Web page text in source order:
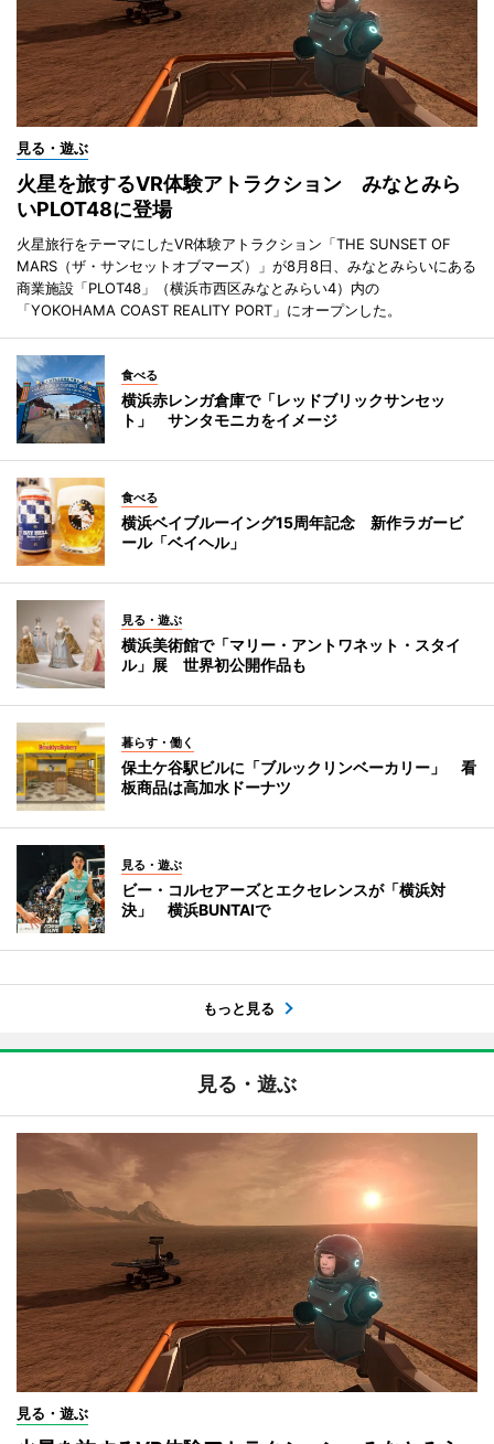
見る・遊ぶ
火星を旅するVR体験アトラクション みなとみら
いPLOT48に登場
火星旅行をテーマにしたVR体験アトラクション「THE SUNSET OF
MARS（ザ・サンセットオブマーズ）」が8月8日、みなとみらいにある
商業施設「PLOT48」（横浜市西区みなとみらい4）内の
「YOKOHAMA COAST REALITY PORT」にオープンした。
食べる
横浜赤レンガ倉庫で「レッドブリックサンセッ
ト」 サンタモニカをイメージ
食べる
横浜ベイブルーイング15周年記念 新作ラガービ
ール「ベイヘル」
見る・遊ぶ
横浜美術館で「マリー・アントワネット・スタイ
ル」展 世界初公開作品も
暮らす・働く
保土ケ谷駅ビルに「ブルックリンベーカリー」 看
板商品は高加水ドーナツ
見る・遊ぶ
ビー・コルセアーズとエクセレンスが「横浜対
決」 横浜BUNTAIで
もっと見る
見る・遊ぶ
見る・遊ぶ